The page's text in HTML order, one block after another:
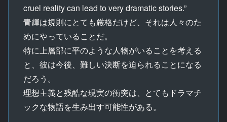
cruel reality can lead to very dramatic stories.”
青輝は規則にとても厳格だけど、それは人々のた
めにやっていることだ。
特に上層部に平のような人物がいることを考える
と、彼は今後、難しい決断を迫られることになる
だろう。
理想主義と残酷な現実の衝突は、とてもドラマチ
ックな物語を生み出す可能性がある。